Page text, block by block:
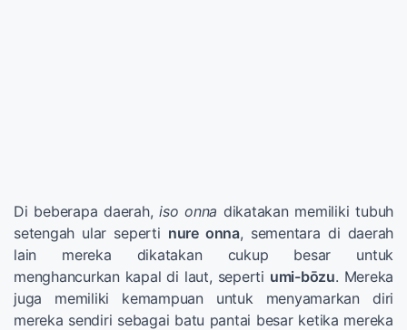
Di beberapa daerah,iso onna dikatakan memiliki tubuh
setengah ular seperti nure onna, sementara di daerah
lain mereka dikatakan cukup besar untuk
menghancurkan kapal di laut, seperti umi-bōzu. Mereka
juga memiliki kemampuan untuk menyamarkan diri
mereka sendiri sebagai batu pantai besar ketika mereka